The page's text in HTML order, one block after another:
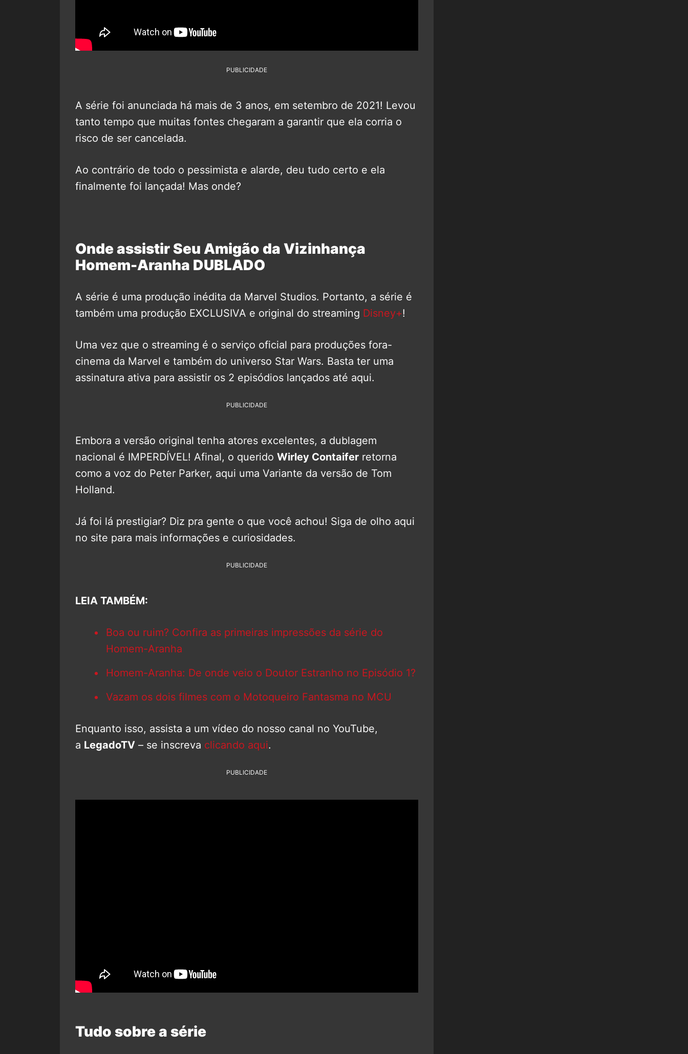
PUBLICIDADE
A série foi anunciada há mais de 3 anos, em setembro de 2021! Levou
tanto tempo que muitas fontes chegaram a garantir que ela corria o
risco de ser cancelada.
Ao contrário de todo o pessimista e alarde, deu tudo certo e ela
finalmente foi lançada! Mas onde?
Onde assistir Seu Amigão da Vizinhança
Homem-Aranha DUBLADO
A série é uma produção inédita da Marvel Studios. Portanto, a série é
também uma produção EXCLUSIVA e original do streaming Disney+!
Uma vez que o streaming é o serviço oficial para produções fora-
cinema da Marvel e também do universo Star Wars. Basta ter uma
assinatura ativa para assistir os 2 episódios lançados até aqui.
PUBLICIDADE
Embora a versão original tenha atores excelentes, a dublagem
nacional é IMPERDÍVEL! Afinal, o querido Wirley Contaifer retorna
como a voz do Peter Parker, aqui uma Variante da versão de Tom
Holland.
Já foi lá prestigiar? Diz pra gente o que você achou! Siga de olho aqui
no site para mais informações e curiosidades.
PUBLICIDADE
LEIA TAMBÉM:
Boa ou ruim? Confira as primeiras impressões da série do
Homem-Aranha
Homem-Aranha: De onde veio o Doutor Estranho no Episódio 1?
Vazam os dois filmes com o Motoqueiro Fantasma no MCU
Enquanto isso, assista a um vídeo do nosso canal no YouTube,
a LegadoTV – se inscreva clicando aqui.
PUBLICIDADE
Tudo sobre a série